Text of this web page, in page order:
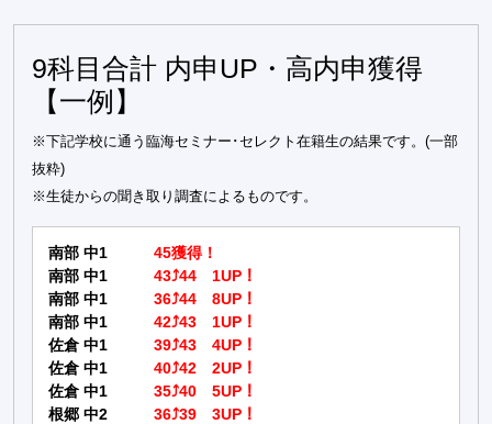
9科目合計 内申UP・高内申獲得
【一例】
※下記学校に通う臨海セミナー･セレクト在籍生の結果です。(一部
抜粋)
※生徒からの聞き取り調査によるものです。
南部 中1
45獲得！
南部 中1
43⤴44 1UP！
南部 中1
36⤴44 8UP！
南部 中1
42⤴43 1UP！
佐倉 中1
39⤴43 4UP！
佐倉 中1
40⤴42 2UP！
佐倉 中1
35⤴40 5UP！
根郷 中2
36⤴39 3UP！